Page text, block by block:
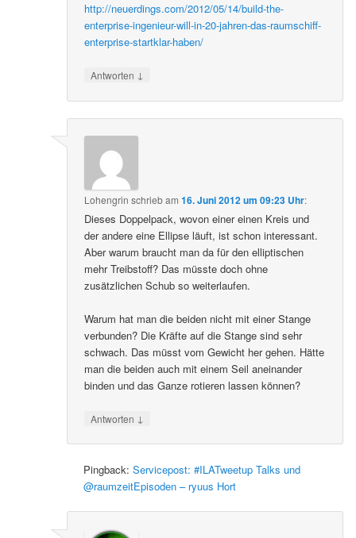
http://neuerdings.com/2012/05/14/build-the-
enterprise-ingenieur-will-in-20-jahren-das-raumschiff-
enterprise-startklar-haben/
Antworten ↓
Lohengrin schriebam16. Juni 2012 um 09:23 Uhr:
Dieses Doppelpack, wovon einer einen Kreis und
der andere eine Ellipse läuft, ist schon interessant.
Aber warum braucht man da für den elliptischen
mehr Treibstoff? Das müsste doch ohne
zusätzlichen Schub so weiterlaufen.
Warum hat man die beiden nicht mit einer Stange
verbunden? Die Kräfte auf die Stange sind sehr
schwach. Das müsst vom Gewicht her gehen. Hätte
man die beiden auch mit einem Seil aneinander
binden und das Ganze rotieren lassen können?
Antworten ↓
Pingback:Servicepost: #ILATweetup Talks und
@raumzeitEpisoden – ryuus Hort